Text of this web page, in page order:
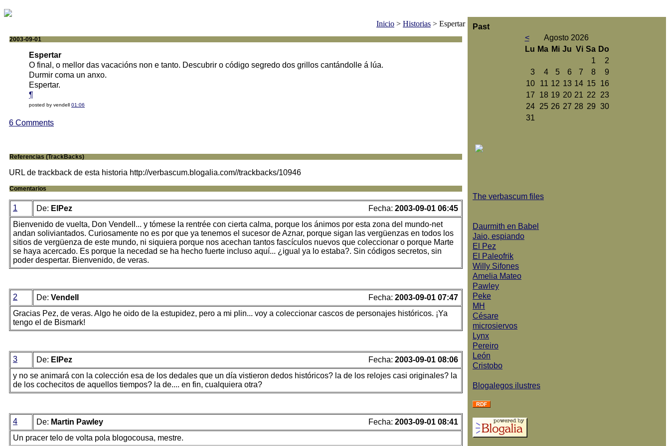
Inicio > Historias > Espertar
2003-09-01
Espertar
O final, o mellor das vacacións non e tanto. Descubrir o código segredo dos grillos cantándolle á lúa.
Durmir coma un anxo.
Espertar.
¶
posted by vendell 01:06
6 Comments
Referencias (TrackBacks)
URL de trackback de esta historia http://verbascum.blogalia.com//trackbacks/10946
Comentarios
1 De: ElPez Fecha: 2003-09-01 06:45
Bienvenido de vuelta, Don Vendell... y tómese la rentrée con cierta calma, porque los ánimos por esta zona del mundo-net
andan soliviantados. Curiosamente no es por que ya tenemos el sucesor de Aznar, porque sigan las vergüenzas en todos los
sitios de vergüenza de este mundo, ni siquiera porque nos acechan tantos fascículos nuevos que coleccionar o porque Marte
se haya acercado. Es porque la necedad se ha hecho fuerte incluso aquí... ¿igual ya lo estaba?. Sin códigos secretos, sin
poder despertar. Bienvenido, de veras.
2 De: Vendell Fecha: 2003-09-01 07:47
Gracias Pez, de veras. Algo he oido de la estupidez, pero a mi plin... voy a coleccionar cascos de personajes históricos. ¡Ya
tengo el de Bismark!
3 De: ElPez Fecha: 2003-09-01 08:06
y no se animará con la colección esa de los dedales que un día vistieron dedos históricos? la de los relojes casi originales? la
de los cochecitos de aquellos tiempos? la de.... en fin, cualquiera otra?
4 De: Martin Pawley Fecha: 2003-09-01 08:41
Un pracer telo de volta pola blogocousa, mestre.
Past
<
Agosto 2026
Lu Ma Mi Ju Vi Sa Do
1
2
3
4 5 6 7 8
9
10
11 12 13 14 15
16
17
18 19 20 21 22
23
24
25 26 27 28 29 30
31
The verbascum files
Daurmith en Babel
Jaio, espiando
El Pez
El Paleofrik
Willy Sifones
Amelia Mateo
Pawley
Peke
MH
Césare
microsiervos
Lynx
Pereiro
León
Cristobo
Blogalegos ilustres